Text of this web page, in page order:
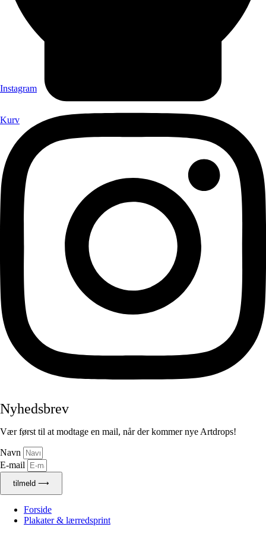
Kurv
Instagram
Nyhedsbrev
Vær først til at modtage en mail, når der kommer nye Artdrops!
Navn
E-mail
tilmeld ⟶
Forside
Plakater & lærredsprint